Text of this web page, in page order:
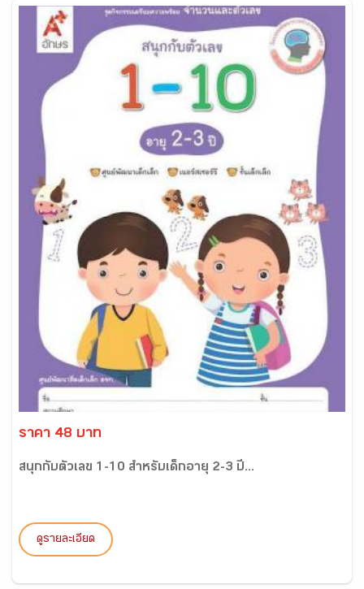
ราคา 48 บาท
สนุกกับตัวเลข 1-10 สำหรับเด็กอายุ 2-3 ปี...
ดูรายละเอียด